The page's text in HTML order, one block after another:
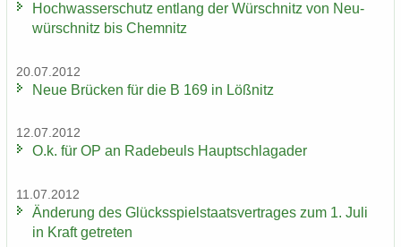
Hoch­was­ser­schutz ent­lang der Wür­schnitz von Neu­
wür­schnitz bis Chem­nitz
20.07.2012
Neue Brü­cken für die B 169 in Löß­nitz
12.07.2012
O.k. für OP an Ra­de­beuls Haupt­schlag­ader
11.07.2012
Än­de­rung des Glücks­spiel­staats­ver­tra­ges zum 1. Juli
in Kraft ge­tre­ten